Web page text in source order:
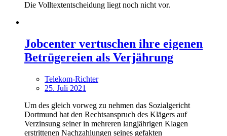
Die Volltextentscheidung liegt noch nicht vor.
Jobcenter vertuschen ihre eigenen
Betrügereien als Verjährung
Telekom-Richter
25. Juli 2021
Um des gleich vorweg zu nehmen das Sozialgericht
Dortmund hat den Rechtsanspruch des Klägers auf
Verzinsung seiner in mehreren langjährigen Klagen
erstrittenen Nachzahlungen seines gefakten